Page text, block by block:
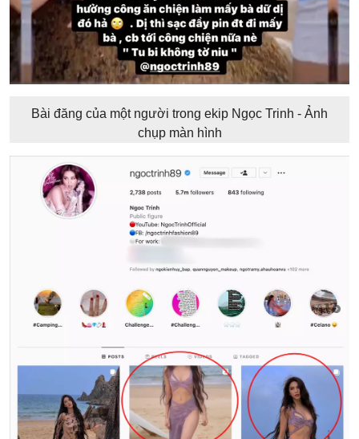
Bài đăng của một người trong ekip Ngọc Trinh - Ảnh
chụp màn hình